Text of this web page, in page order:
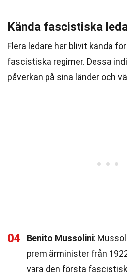
Kända fascistiska
Flera ledare har blivit kända
fascistiska regimer. Dessa
påverkan på sina länder och
04 Benito Mussolini:
premiärminister från
vara den första